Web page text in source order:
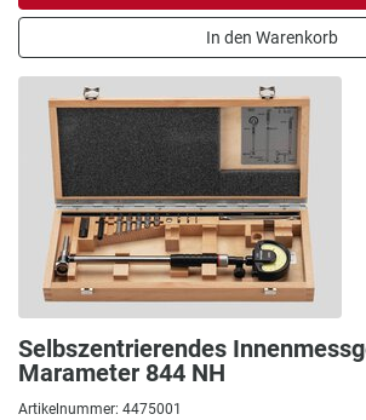
In den Warenkorb
Selbszentrierendes
Marameter 844 NH
Artikelnummer: 4475001